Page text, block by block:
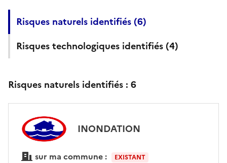
Risques naturels identifiés (6)
Risques technologiques identifiés (4)
Risques naturels identifiés : 6
INONDATION
sur ma commune : EXISTANT